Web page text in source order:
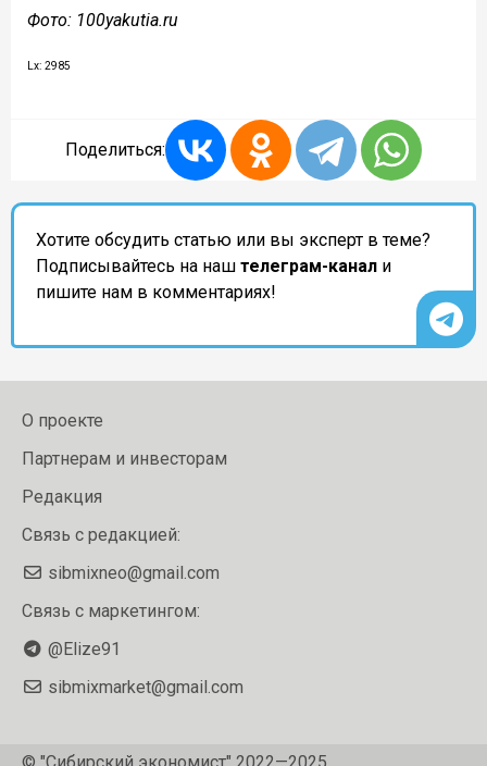
Фото: 100yakutia.ru
Lx: 2985
Поделиться:
Хотите обсудить статью или вы эксперт в теме?
Подписывайтесь на наш телеграм-канал и
пишите нам в комментариях!
О проекте
Партнерам и инвесторам
Редакция
Связь с редакцией:
sibmixneo@gmail.com
Связь с маркетингом:
@Elize91
sibmixmarket@gmail.com